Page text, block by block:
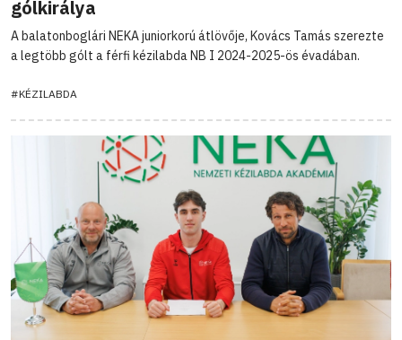
gólkirálya
A balatonboglári NEKA juniorkorú átlövője, Kovács Tamás szerezte
a legtöbb gólt a férfi kézilabda NB I 2024-2025-ös évadában.
#KÉZILABDA